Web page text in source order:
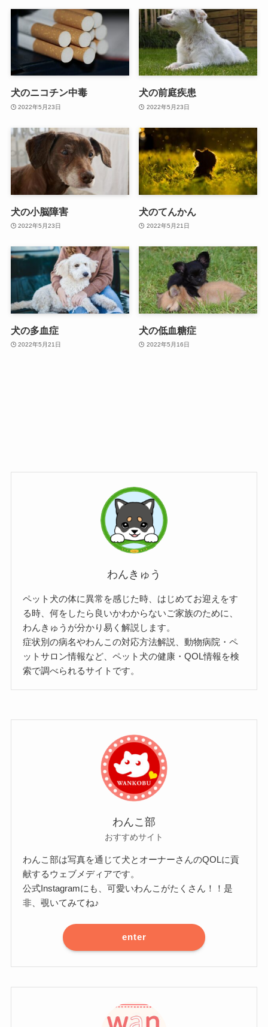
犬のニコチン中毒
2022年5月23日
犬の前庭疾患
2022年5月23日
犬の小脳障害
2022年5月23日
犬のてんかん
2022年5月21日
犬の多血症
2022年5月21日
犬の低血糖症
2022年5月16日
わんきゅう
ペット犬の体に異常を感じた時、はじめてお迎えをす
る時、何をしたら良いかわからないご家族のために、
わんきゅうが分かり易く解説します。
症状別の病名やわんこの対応方法解説、動物病院・ペ
ットサロン情報など、ペット犬の健康・QOL情報を検
索で調べられるサイトです。
わんこ部
おすすめサイト
わんこ部は写真を通じて犬とオーナーさんのQOLに貢
献するウェブメディアです。
公式Instagramにも、可愛いわんこがたくさん！！是
非、覗いてみてね♪
enter